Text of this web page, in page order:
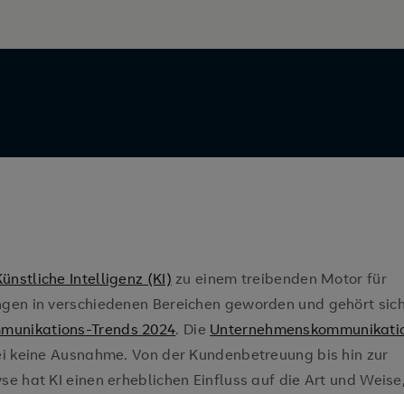
Intelligenz (KI) zu einem treibenden Motor für
in verschiedenen Bereichen geworden und gehört
Trends 2024. Die
keine Ausnahme. Von der Kundenbetreuung bis hin zur
hat KI einen erheblichen Einfluss auf die Art und